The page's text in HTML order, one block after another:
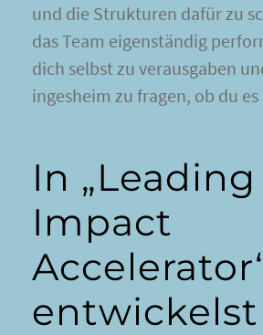
und die Strukturen dafür zu
das Team eigenständig
dich selbst zu verausgaben
ingesheim zu fragen, ob du
In
Impact